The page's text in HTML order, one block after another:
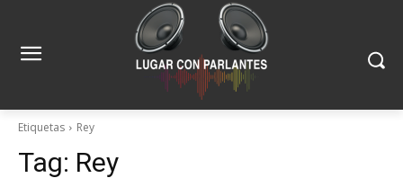
Etiquetas Rey
Tag: Rey